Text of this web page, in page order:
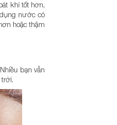
khí tốt hơn,
nước có
hoặc thậm
bạn vẫn